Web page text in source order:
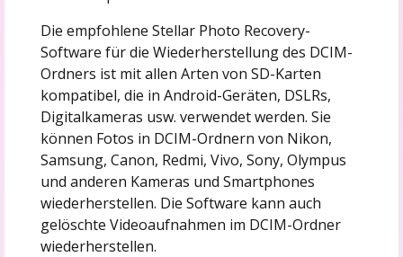
Die empfohlene Stellar Photo Recovery-
Software für die Wiederherstellung des DCIM-
Ordners ist mit allen Arten von SD-Karten
kompatibel, die in Android-Geräten, DSLRs,
Digitalkameras usw. verwendet werden. Sie
können Fotos in DCIM-Ordnern von Nikon,
Samsung, Canon, Redmi, Vivo, Sony, Olympus
und anderen Kameras und Smartphones
wiederherstellen. Die Software kann auch
gelöschte Videoaufnahmen im DCIM-Ordner
wiederherstellen.